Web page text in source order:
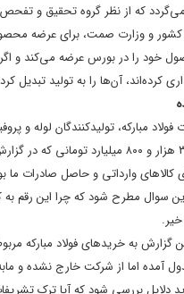
و وزارت صمت، برای عرضه
خود را در بورس عرضه می‌کند و
آن‌ها را به تولید تبدیل
مبارکه، تولیدکنندگان لوله و
خارج نشده است؛ به‌عنوان مثال رقم
وارداتی و حاصل صادرات ما
مطرح شود که چرا این رقم به
گزارش به خریدهای فولاد
آمده اما از شرکت خارج نشده و
دلایل بررسی شود که آیا ترک